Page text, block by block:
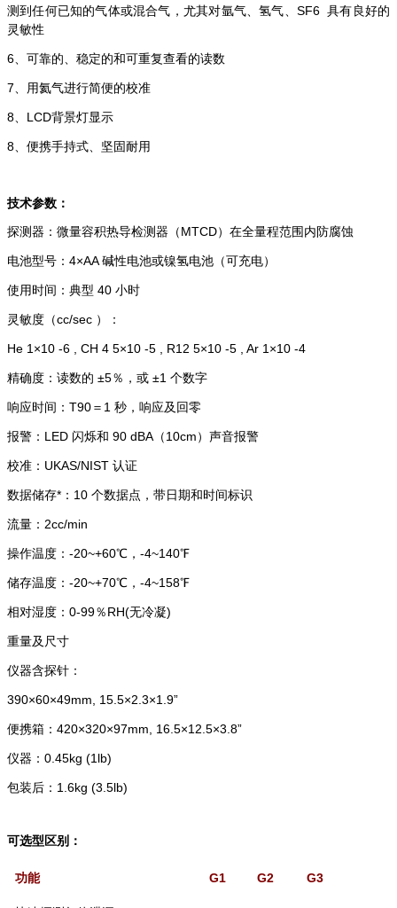
测到任何已知的气体或混合气，尤其对氩气、氢气、 SF6 具有良好的
灵敏性
6、 可靠的、稳定的和可重复查看的读数
7、 用氦气进行简便的校准
8、LCD背景灯显示
8、 便携手持式、坚固耐用
技术参数：
探测器：微量容积热导检测器（MTCD）在全量程范围内防腐蚀
电池型号：4×AA 碱性电池或镍氢电池（可充电）
使用时间：典型 40 小时
灵敏度（cc/sec ）：
He 1×10 -6 , CH 4 5×10 -5 , R12 5×10 -5 , Ar 1×10 -4
精确度：读数的 ±5％，或 ±1 个数字
响应时间：T90＝1 秒，响应及回零
报警：LED 闪烁和 90 dBA（10cm）声音报警
校准：UKAS/NIST 认证
数据储存*：10 个数据点，带日期和时间标识
流量：2cc/min
操作温度：-20~+60℃，-4~140℉
储存温度：-20~+70℃，-4~158℉
相对湿度：0-99％RH(无冷凝)
重量及尺寸
仪器含探针：
390×60×49mm, 15.5×2.3×1.9”
便携箱：420×320×97mm, 16.5×12.5×3.8”
仪器：0.45kg (1lb)
包装后：1.6kg (3.5lb)
可选型区别：
功能 G1 G2 G3